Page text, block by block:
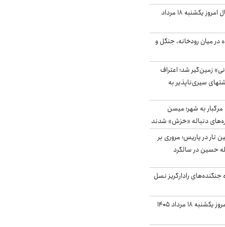
قیمت ارزهای دیجیتال امروز یکشنبه ۱۸ مرداد
در میان رودخانه، جنگل و
زمین‌گیر شد؛ اعتراف
سیری‌ناپذیر به
به شهر؛ میسن
دنباله «خزش» شدند
تار در پاریس؛ مروری بر
حسین در سالگرد
جنگنده‌های رادارگریز نسل
قیمت دلار بازار آزاد امروز یکشنبه ۱۸ مرداد ۱۴۰۵